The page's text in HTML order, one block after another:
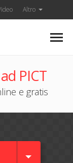
Altro
PICT
e gratis